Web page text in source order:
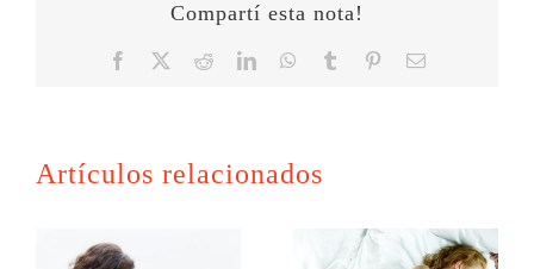
Compartí esta nota!
Facebook RedditLinkedInWhatsApp
Tumblr PinterestCorreo
Artículos relacionados